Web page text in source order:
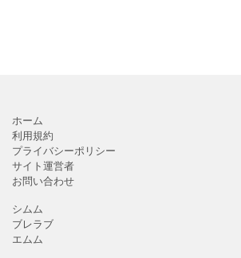
ホーム
利用規約
プライバシーポリシー
サイト運営者
お問い合わせ
シムム
ブレラブ
エムム